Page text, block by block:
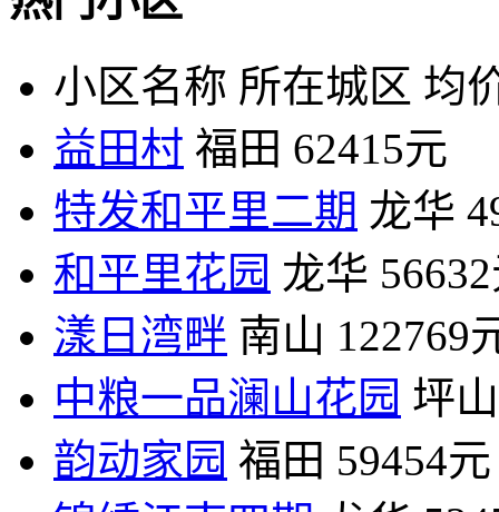
小区名称 所在城区 均
益田村 福田 62415元
特发和平里二期 龙华
和平里花园 龙华
漾日湾畔 南山 122769
中粮一品澜山花园 坪山
韵动家园 福田 59454元